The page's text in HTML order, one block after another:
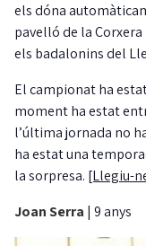
els dóna
pavelló de la
els badalonins del
El campionat ha
moment ha estat
l’última jornada no
ha estat una
la sorpresa. [Llegiu-
Joan Serra | 9 anys